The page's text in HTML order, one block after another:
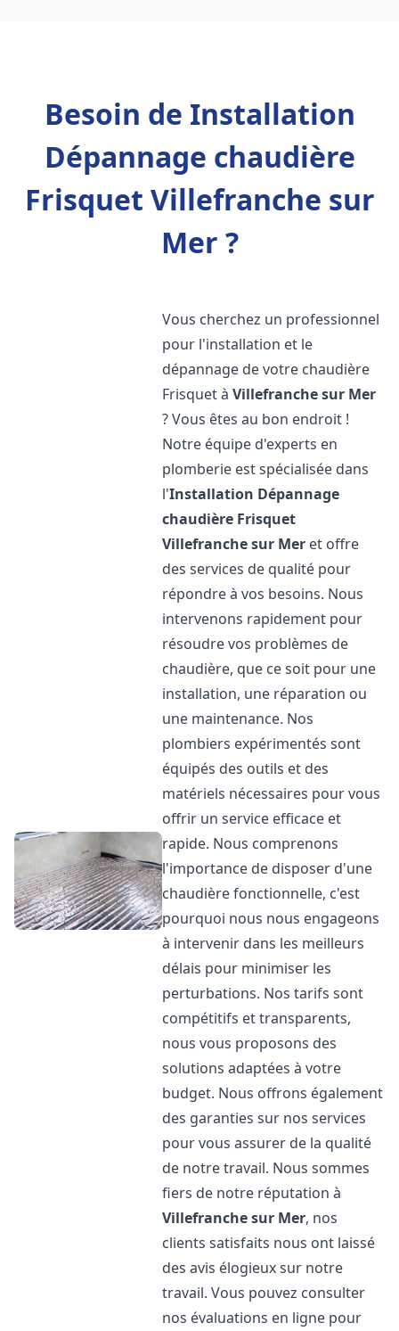
Besoin de Installation
Dépannage chaudière
Frisquet Villefranche sur
Mer ?
Vous cherchez un professionnel
pour l'installation et le
dépannage de votre chaudière
Frisquet àVillefranche sur Mer
? Vous êtes au bon endroit !
Notre équipe d'experts en
plomberie est spécialisée dans
l'Installation Dépannage
chaudière Frisquet
Villefranche sur Mer et offre
des services de qualité pour
répondre à vos besoins. Nous
intervenons rapidement pour
résoudre vos problèmes de
chaudière, que ce soit pour une
installation, une réparation ou
une maintenance. Nos
plombiers expérimentés sont
équipés des outils et des
matériels nécessaires pour vous
offrir un service efficace et
rapide. Nous comprenons
l'importance de disposer d'une
chaudière fonctionnelle, c'est
pourquoi nous nous engageons
à intervenir dans les meilleurs
délais pour minimiser les
perturbations. Nos tarifs sont
compétitifs et transparents,
nous vous proposons des
solutions adaptées à votre
budget. Nous offrons également
des garanties sur nos services
pour vous assurer de la qualité
de notre travail. Nous sommes
fiers de notre réputation à
Villefranche sur Mer, nos
clients satisfaits nous ont laissé
des avis élogieux sur notre
travail. Vous pouvez consulter
nos évaluations en ligne pour